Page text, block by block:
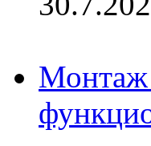
Монтаж